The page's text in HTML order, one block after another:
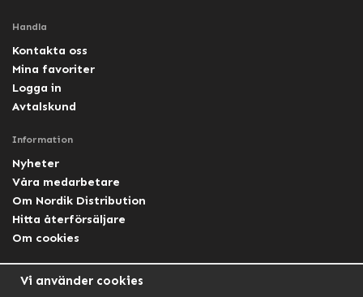
Handla
Kontakta oss
Mina favoriter
Logga in
Avtalskund
Information
Nyheter
Våra medarbetare
Om Nordik Distribution
Hitta återförsäljare
Om cookies
Vi använder cookies